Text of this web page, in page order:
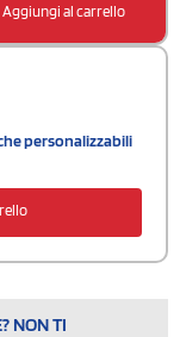
Aggiungi al carrello
personalizzabili
NON TI